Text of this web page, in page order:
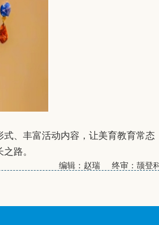
、丰富活动内容，让美育教育常态
路。
编辑：赵瑞 终审：颉登